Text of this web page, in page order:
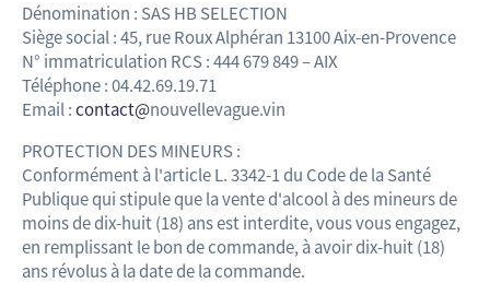
Dénomination : SAS HB SELECTION
Siège social : 45, rue Roux Alphéran 13100 Aix-en-Provence
N° immatriculation RCS : 444 679 849 – AIX
Téléphone : 04.42.69.19.71
Email :contact@nouvellevague.vin
PROTECTION DES MINEURS :
Conformément à l'article L. 3342-1 du Code de la Santé
Publique qui stipule que la vente d'alcool à des mineurs de
moins de dix-huit (18) ans est interdite, vous vous engagez,
en remplissant le bon de commande, à avoir dix-huit (18)
ans révolus à la date de la commande.